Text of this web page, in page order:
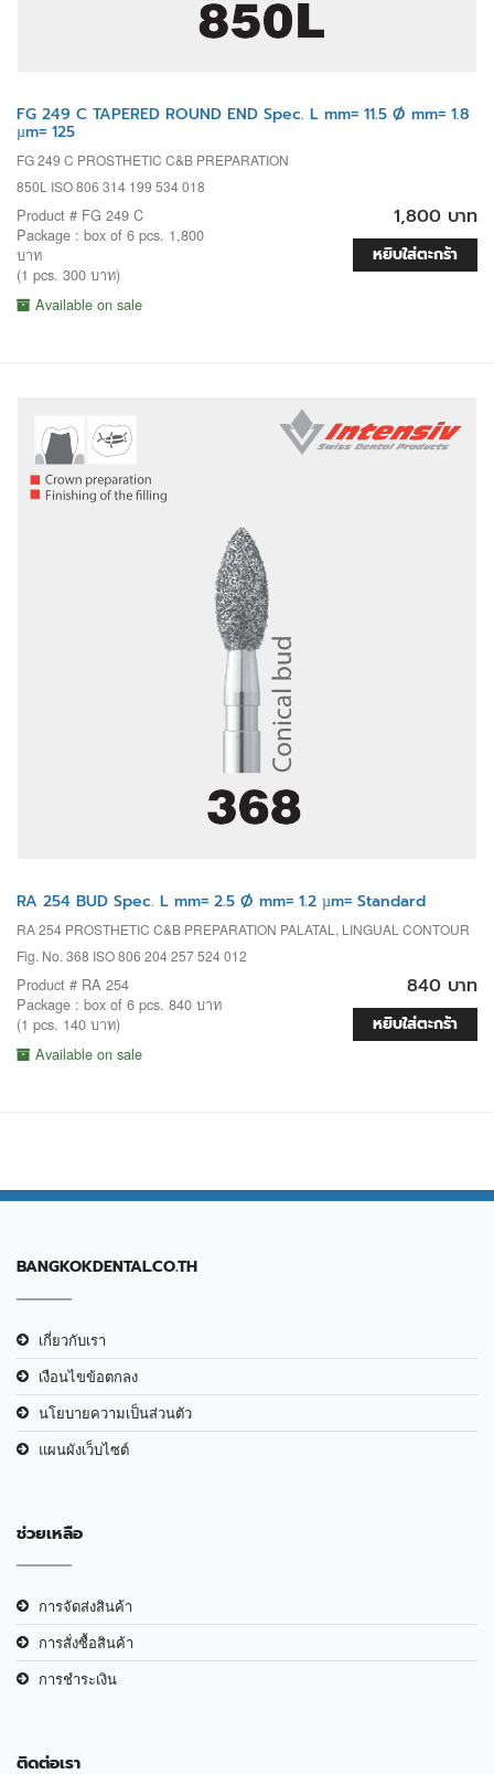
FG 249 C TAPERED ROUND END Spec. L mm= 11.5 Ø mm= 1.8
µm= 125
FG 249 C PROSTHETIC C&B PREPARATION
850L ISO 806 314 199 534 018
Product # FG 249 C
Package : box of 6 pcs. 1,800
บาท
(1 pcs. 300 บาท)
Available on sale
1,800 บาท
หยิบใส่ตะกร้า
RA 254 BUD Spec. L mm= 2.5 Ø mm= 1.2 µm= Standard
RA 254 PROSTHETIC C&B PREPARATION PALATAL, LINGUAL CONTOUR
Fig. No. 368 ISO 806 204 257 524 012
Product # RA 254
Package : box of 6 pcs. 840 บาท
(1 pcs. 140 บาท)
Available on sale
840 บาท
หยิบใส่ตะกร้า
BANGKOKDENTAL.CO.TH
เกี่ยวกับเรา
เงือนไขข้อตกลง
นโยบายความเป็นส่วนตัว
แผนผังเว็บไซต์
ช่วยเหลือ
การจัดส่งสินค้า
การสั่งซื้อสินค้า
การชำระเงิน
ติดต่อเรา